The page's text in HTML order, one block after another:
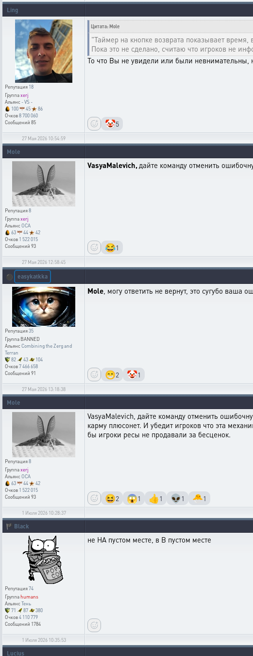
Ling
Репутация 18
Группаxerj
Альянс- VS -
100
45
86
Очков8 700 060
Сообщений 85
Цитата: Mole
"Таймер на кнопке возврата показывает
Пока это не сделано, считаю что игроков не
То что Вы не увидели или были невнимательны,
🤡5
27 Мая 2026 10:54:59
Mole
Репутация8
Группаxerj
АльянсOCA
63
44
42
Очков 1 522 015
Сообщений 93
VasyaMalevich,дайте команду отменить
😂1
27 Мая 2026 12:58:45
⚫ easykatkka
Репутация35
Группа BANNED
АльянсCombining the Zerg and
Terran
82
43
104
Очков7 466 658
Сообщений 91
Mole, могу ответить не вернут, это сугубо ваша
😁2 🤡1
27 Мая 2026 13:18:38
Mole
Репутация8
Группаxerj
АльянсOCA
63
44
42
Очков 1 522 015
Сообщений 93
VasyaMalevich, дайте команду отменить
карму плюсонет. И убедит игроков что эта
бы игроки ресы не продавали за бесценок.
😆2 😱1 👍1 👽1 🐣1
1 Июля 2026 10:28:37
🏴 Black
Репутация74
Группаhumans
АльянсТень
71
87
380
Очков4 110 779
Сообщений 1784
не НА пустом месте, в В пустом месте
1 Июля 2026 10:35:53
Lucius